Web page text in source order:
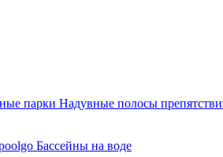
парки Надувные полосы
Бассейны на воде